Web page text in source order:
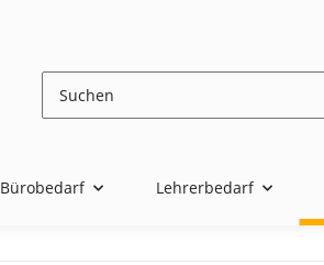
Bürobedarf Lehrerbedarf